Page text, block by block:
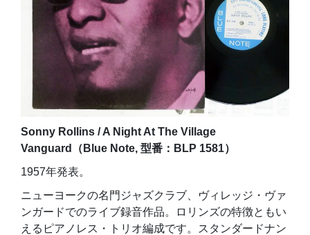
Sonny Rollins / A Night At The Village
Vanguard（Blue Note, 型番：BLP 1581）
1957年発表。
ニューヨークの名門ジャズクラブ、ヴィレッジ・ヴァ
ンガードでのライブ録音作品。ロリンズの特徴ともい
えるピアノレス・トリオ編成です。スタンダードナン